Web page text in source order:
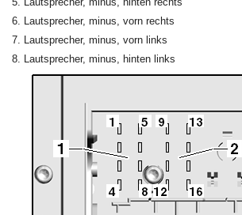
Lautsprecher, minus, vorn rechts
Lautsprecher, minus, vorn links
Lautsprecher, minus, hinten links